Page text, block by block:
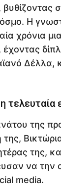
βυθίζοντας
Η
χρόνια
Δέλλα,
τελευταία
της
της,
να την
media.